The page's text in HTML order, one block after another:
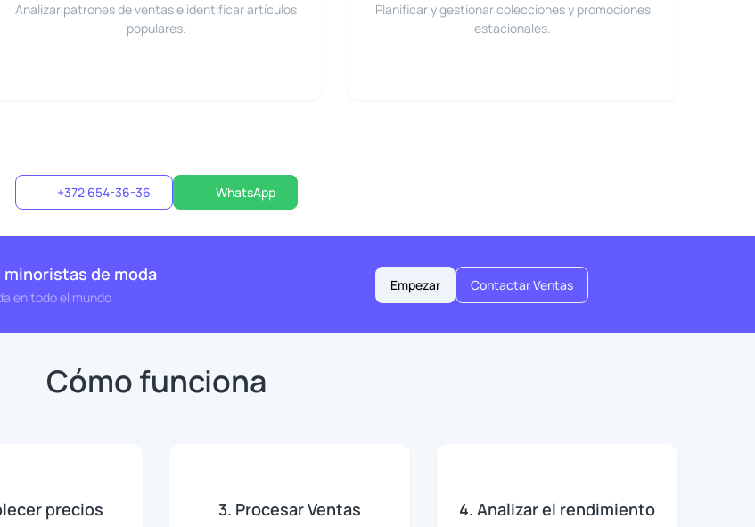
Analizar patrones de ventas e identificar artículos
populares.
Planificar y gestionar colecciones y promociones
estacionales.
+372 654-36-36 WhatsApp
de moda
en todo el mundo
Empezar Contactar Ventas
Cómo funciona
precios 3. Procesar Ventas 4. Analizar el rendimiento